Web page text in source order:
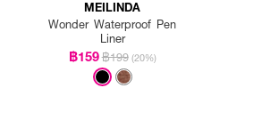
MEILINDA
Wonder Waterproof Pen
Liner
฿159฿199 (20%)